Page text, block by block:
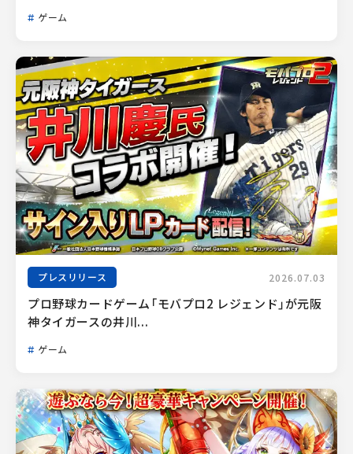
ゲーム
プレスリリース 2026.07.03
プロ野球カードゲーム「モバプロ2 レジェンド」が元阪
神タイガースの井川...
ゲーム